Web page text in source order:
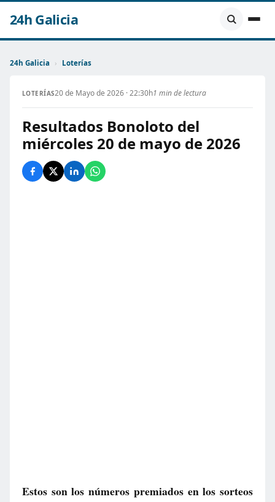
24h Galicia
24h Galicia › Loterías
LOTERÍAS20 de Mayo de 2026 · 22:30h1 min de lectura
Resultados Bonoloto del
miércoles 20 de mayo de 2026
Estos son los números premiados en los sorteos